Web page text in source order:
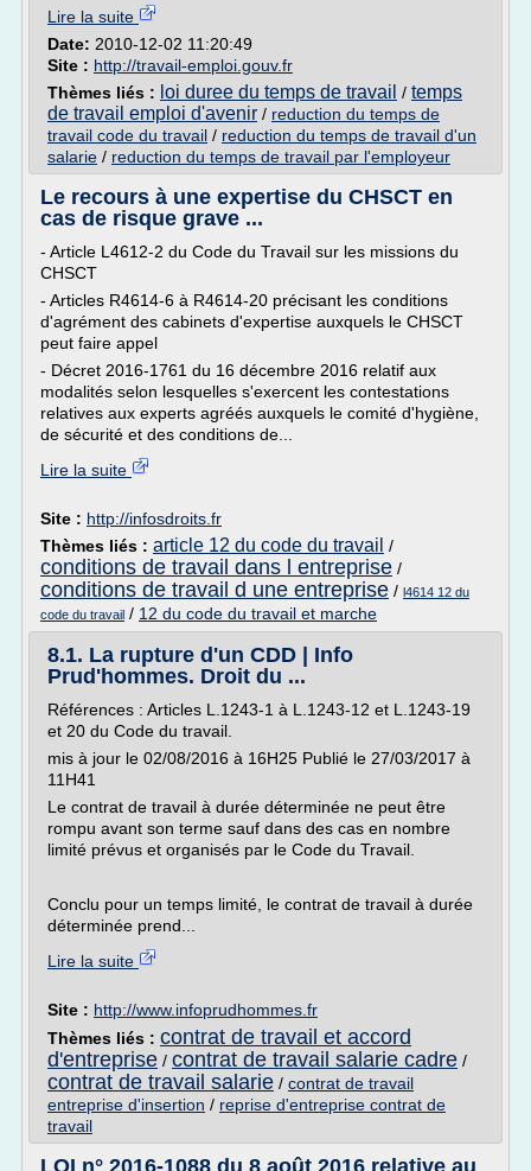
Lire la suite
Date: 2010-12-02 11:20:49
Site : http://travail-emploi.gouv.fr
Thèmes liés : loi duree du temps de travail / temps
de travail emploi d'avenir / reduction du temps de
travail code du travail / reduction du temps de travail d'un
salarie / reduction du temps de travail par l'employeur
Le recours à une expertise du CHSCT en
cas de risque grave ...
- Article L4612-2 du Code du Travail sur les missions du
CHSCT
- Articles R4614-6 à R4614-20 précisant les conditions
d'agrément des cabinets d'expertise auxquels le CHSCT
peut faire appel
- Décret 2016-1761 du 16 décembre 2016 relatif aux
modalités selon lesquelles s'exercent les contestations
relatives aux experts agréés auxquels le comité d'hygiène,
de sécurité et des conditions de...
Lire la suite
Site : http://infosdroits.fr
Thèmes liés : article 12 du code du travail /
conditions de travail dans l entreprise /
conditions de travail d une entreprise / l4614 12 du
code du travail / 12 du code du travail et marche
8.1. La rupture d'un CDD | Info
Prud'hommes. Droit du ...
Références : Articles L.1243-1 à L.1243-12 et L.1243-19
et 20 du Code du travail.
mis à jour le 02/08/2016 à 16H25 Publié le 27/03/2017 à
11H41
Le contrat de travail à durée déterminée ne peut être
rompu avant son terme sauf dans des cas en nombre
limité prévus et organisés par le Code du Travail.
Conclu pour un temps limité, le contrat de travail à durée
déterminée prend...
Lire la suite
Site : http://www.infoprudhommes.fr
Thèmes liés : contrat de travail et accord
d'entreprise / contrat de travail salarie cadre /
contrat de travail salarie / contrat de travail
entreprise d'insertion / reprise d'entreprise contrat de
travail
LOI n° 2016-1088 du 8 août 2016 relative au